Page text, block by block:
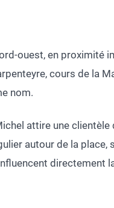
ouest, en proximité
cours de la
nom.
attire une clientèle
autour de la place,
directement